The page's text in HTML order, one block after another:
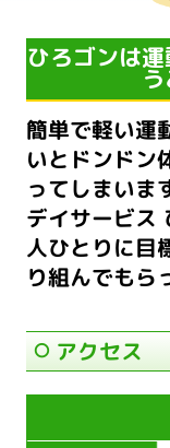
ひろゴンは
簡単で軽い運
いと ドンドン
ってしまいま
デイサービス
人ひとりに目
り組んでもら
アクセス